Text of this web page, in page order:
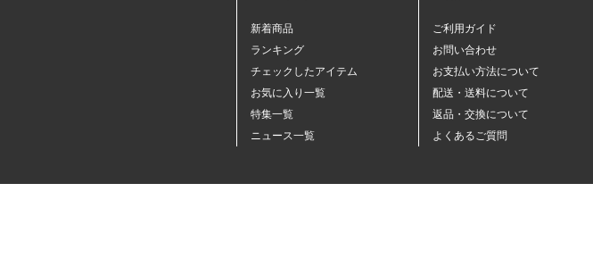
新着商品
ランキング
チェックしたアイテム
お気に入り一覧
特集一覧
ニュース一覧
ご利用ガイド
お問い合わせ
お支払い方法について
配送・送料について
返品・交換について
よくあるご質問